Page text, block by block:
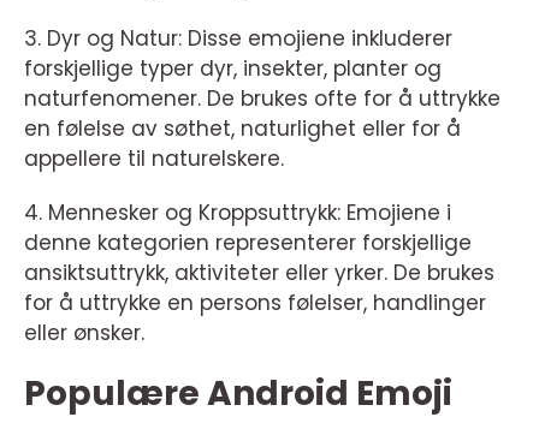
3. Dyr og Natur: Disse emojiene inkluderer
forskjellige typer dyr, insekter, planter og
naturfenomener. De brukes ofte for å uttrykke
en følelse av søthet, naturlighet eller for å
appellere til naturelskere.
4. Mennesker og Kroppsuttrykk: Emojiene i
denne kategorien representerer forskjellige
ansiktsuttrykk, aktiviteter eller yrker. De brukes
for å uttrykke en persons følelser, handlinger
eller ønsker.
Populære Android Emoji